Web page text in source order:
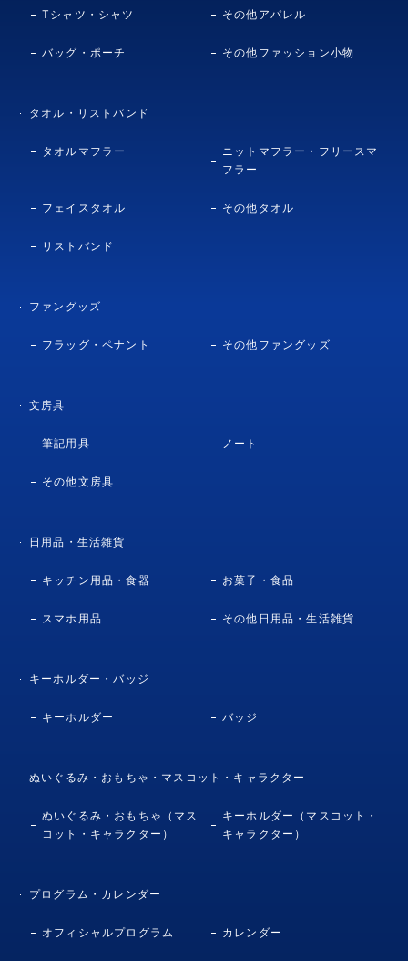
Tシャツ・シャツ その他アパレル
バッグ・ポーチ その他ファッション小物
タオル・リストバンド
タオルマフラー
ニットマフラー・フリースマ
フラー
フェイスタオル その他タオル
リストバンド
ファングッズ
フラッグ・ペナント その他ファングッズ
文房具
筆記用具 ノート
その他文房具
日用品・生活雑貨
キッチン用品・食器 お菓子・食品
スマホ用品 その他日用品・生活雑貨
キーホルダー・バッジ
キーホルダー バッジ
ぬいぐるみ・おもちゃ・マスコット・キャラクター
ぬいぐるみ・おもちゃ（マス
コット・キャラクター）
キーホルダー（マスコット・
キャラクター）
プログラム・カレンダー
オフィシャルプログラム カレンダー